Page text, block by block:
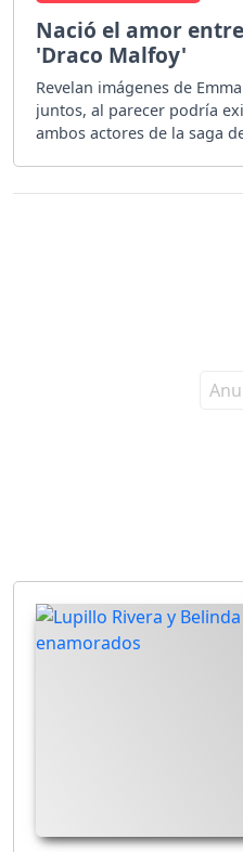
Nació el amor
'Draco Malfoy'
Revelan imágenes de
juntos, al parecer podría
ambos actores de la saga